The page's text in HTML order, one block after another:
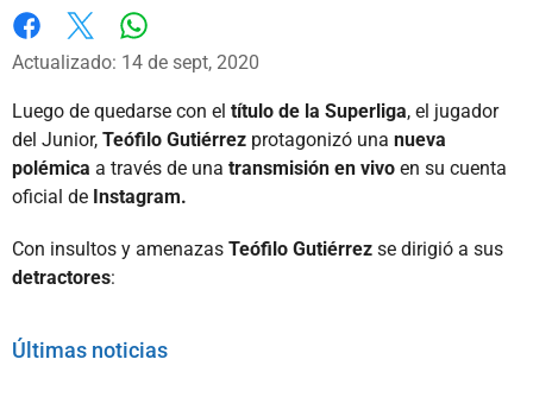
Facebook
X
Actualizado: 14 de sept, 2020
Luego de quedarse con el título de la Superliga, el jugador
del Junior, Teófilo Gutiérrez protagonizó una nueva
polémica a través de una transmisión en vivo en su cuenta
oficial de Instagram.
Con insultos y amenazas Teófilo Gutiérrez se dirigió a sus
detractores:
Últimas noticias